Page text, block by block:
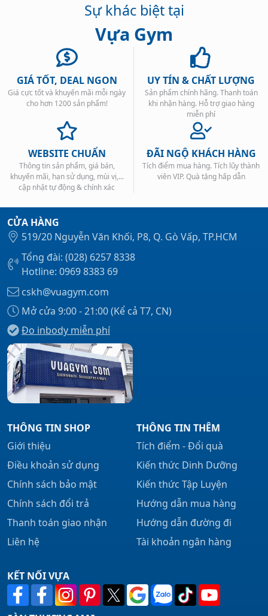
Sự khác biệt tại
Vựa Gym
GIÁ TỐT, DEAL NGON
Giá cực tốt và khuyến mãi mỗi ngày
cho hơn 1200 sản phẩm!
UY TÍN & CHẤT LƯỢNG
Sản phẩm chính hãng. Thanh toán
khi nhận hàng. Hỗ trợ giao hàng
miễn phí
WEBSITE CHUẨN
Thông tin sản phẩm, giá bán,
khuyến mãi, hạn sử dụng, mùi vị,...
cập nhật tự động & chính xác
ĐÃI NGỘ KHÁCH HÀNG
Tích điểm mua hàng. Tích lũy thành
viên VIP. Quà tặng hấp dẫn
CỬA HÀNG
519/20 Nguyễn Văn Khối, P8, Q. Gò Vấp, TP.HCM
Tổng đài: (028) 6257 8338
Hotline: 0969 8383 69
cskh@vuagym.com
Mở cửa 9:00 - 21:00 (Kể cả T7, CN)
Đo inbody miễn phí
THÔNG TIN SHOP
Giới thiệu
Điều khoản sử dụng
Chính sách bảo mật
Chính sách đổi trả
Thanh toán giao nhận
Liên hệ
THÔNG TIN THÊM
Tích điểm - Đổi quà
Kiến thức Dinh Dưỡng
Kiến thức Tập Luyện
Hướng dẫn mua hàng
Hướng dẫn đường đi
Tài khoản ngân hàng
KẾT NỐI VỰA